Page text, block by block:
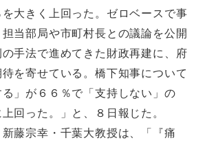
大きく上回った。ゼロベースで事
当部局や市町村長との議論を公開
手法で進めてきた財政再建に、府
を寄せている。橋下知事について
る」が６６％で「支持しない」の
回った。」と、８日報じた。
藤宗幸・千葉大教授は、「『痛